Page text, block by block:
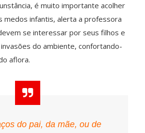
é muito importante acolher
medos infantis, alerta a professora
se interessar por seus filhos e
do ambiente, confortando-
aflora.
do pai, da mãe, ou de